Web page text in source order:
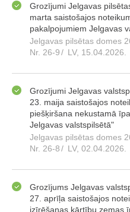
Grozījumi Jelgavas
marta saistošajos
pakalpojumiem Jelgavas
Jelgavas pilsētas domes
Nr. 26-9/ LV, 15.04.2026.
Grozījumi Jelgavas
23. maija saistošajos
piešķiršana nekustamā
Jelgavas valstspilsētā"
Jelgavas pilsētas domes
Nr. 26-8/ LV, 02.04.2026.
Grozījums Jelgavas
27. aprīļa saistošajos
izīrēšanas kārtību zemas